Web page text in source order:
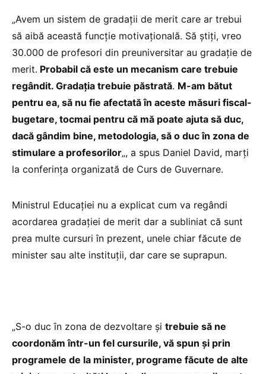
„Avem un sistem de gradații de merit care ar trebui
să aibă această funcție motivațională. Să știți, vreo
30.000 de profesori din preuniversitar au gradație de
merit. Probabil că este un mecanism care trebuie
regândit. Gradația trebuie păstrată. M-am bătut
pentru ea, să nu fie afectată în aceste măsuri fiscal-
bugetare, tocmai pentru că mă poate ajuta să duc,
dacă gândim bine, metodologia, să o duc în zona de
stimulare a profesorilor„, a spus Daniel David, marți
la conferința organizată de Curs de Guvernare.
Ministrul Educației nu a explicat cum va regândi
acordarea gradației de merit dar a subliniat că sunt
prea multe cursuri în prezent, unele chiar făcute de
minister sau alte instituții, dar care se suprapun.
„S-o duc în zona de dezvoltare și trebuie să ne
coordonăm într-un fel cursurile, vă spun și prin
programele de la minister, programe făcute de alte